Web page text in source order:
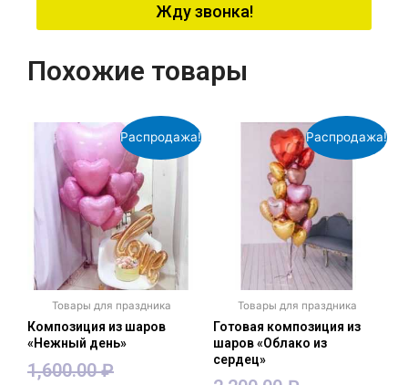
Жду звонка!
Похожие товары
Распродажа!
Товары для праздника
Композиция из шаров
«Нежный день»
1,600.00₽
Распродажа!
Товары для праздника
Готовая композиция из
шаров «Облако из
сердец»